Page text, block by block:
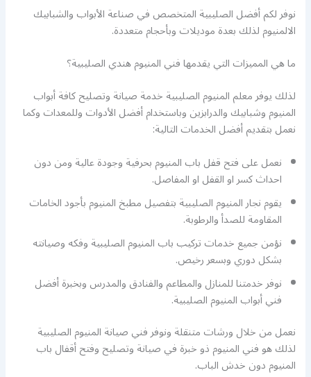
نوفر لكم أفضل الصليبية المتخصص في صناعة الأبواب والشبابيك
الالمنيوم لذلك بعدة موديلات وبأحجام متعددة.
ما هي المميزات التي يقدمها فني المنيوم هندي الصليبية؟
لذلك يوفر معلم المنيوم الصليبية خدمة صيانة وتصليح كافة أبواب
المنيوم وشبابيك والدرابزين وباستخدام أفضل الأدوات وللمعدات وكما
نعمل بتقديم أفضل الخدمات التالية:
نعمل على فتح قفل باب المنيوم بحرفية وجودة عالية ومن دون
احداث كسر او القفل او المفاصل.
يقوم نجار المنيوم الصليبية بتفصيل مطبخ المنيوم بأجود الخامات
المقاومة للصدأ والرطوبة.
نؤمن جميع خدمات تركيب باب المنيوم الصليبية وفكه وصيانته
بشكل دوري وبسعر رخيص.
نوفر خدمتنا للمنازل والمطاعم والفنادق والمدرس وبخبرة أفضل
فني أبواب المنيوم الصليبية.
نعمل من خلال ورشات متنقلة ونوفر فني صيانة المنيوم الصليبية
لذلك هو فني المنيوم ذو خبرة في صيانة وتصليح وفتح أقفال باب
المنيوم دون خدش الباب.